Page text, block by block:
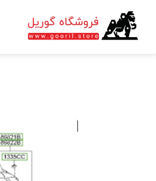
content